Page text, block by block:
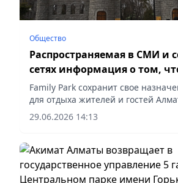
Общество
Распространяемая в СМИ и
сетях информация о том,
территорию Family Park
использовать под
либо иных объектов, не
Family Park сохранит свое
для отдыха жителей и гостей
корреспондент vapress.kz
29.06.2026 14:13